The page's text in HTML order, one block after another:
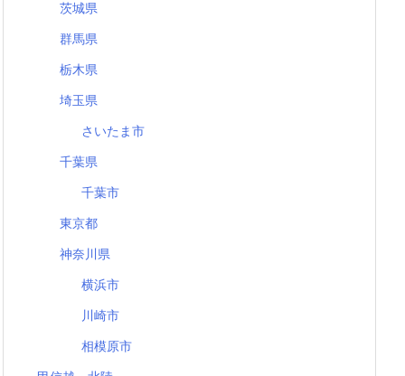
茨城県
群馬県
栃木県
埼玉県
さいたま市
千葉県
千葉市
東京都
神奈川県
横浜市
川崎市
相模原市